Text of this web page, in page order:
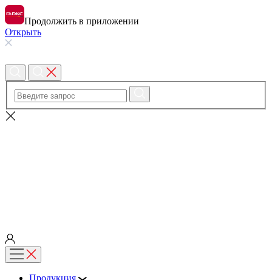
Продолжить в приложении
Открыть
Продукция